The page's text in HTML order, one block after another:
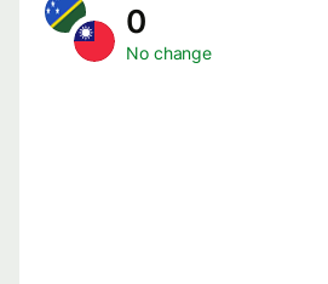
0
No change